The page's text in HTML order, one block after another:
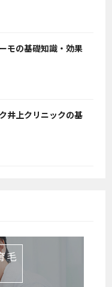
モの基礎知識・効果
井上クリニックの基
毛